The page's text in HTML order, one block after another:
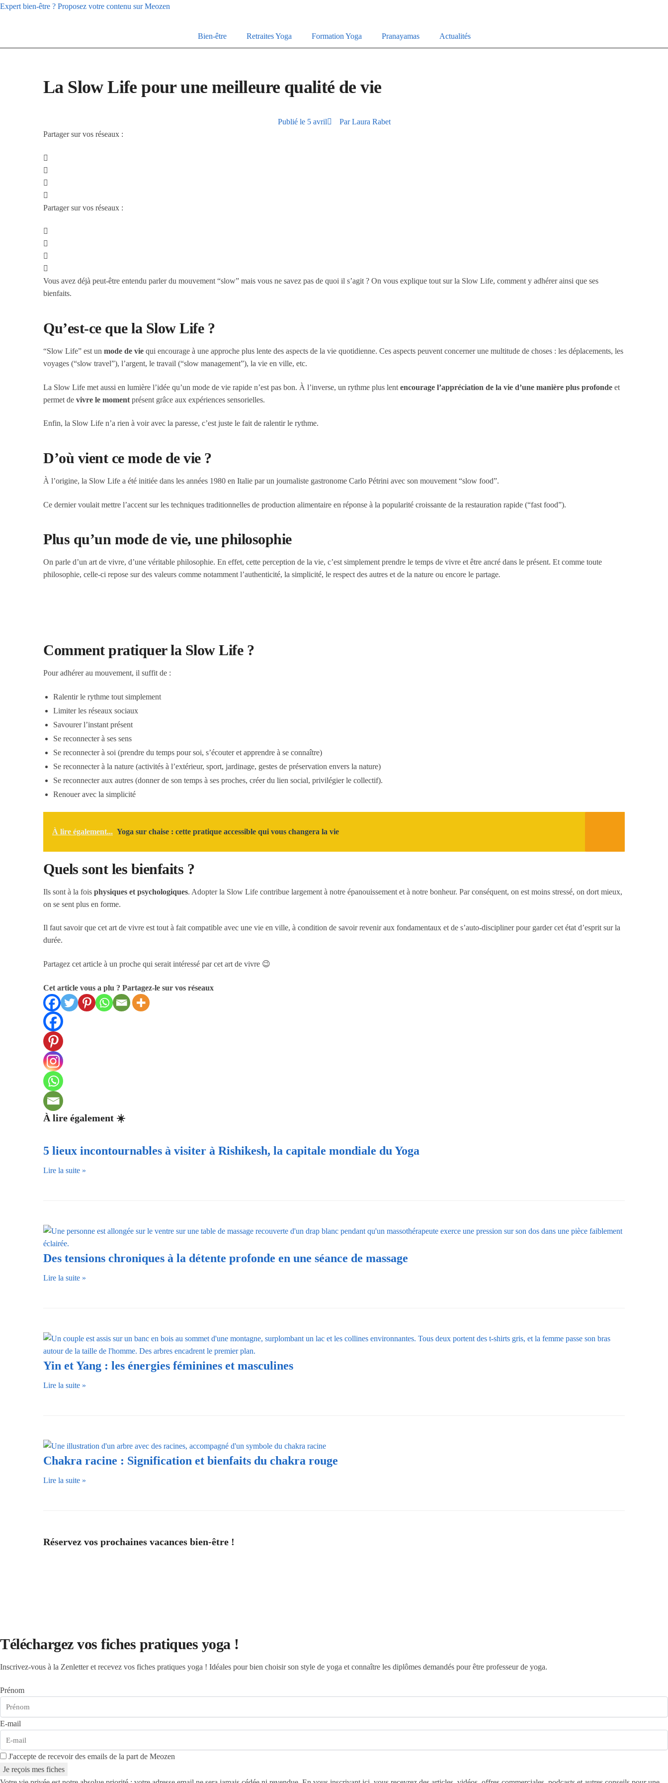
Skip
Skip
Expert bien-être ? Proposez votre contenu sur Meozen
Bien-être Retraites Yoga Formation Yoga Pranayamas Actualités
La Slow Life pour une meilleure qualité de vie
Publié le 5 avril ParLaura Rabet
Partager sur vos réseaux :
Partager sur vos réseaux :
Vous avez déjà peut-être entendu parler du mouvement “slow” mais vous ne savez pas de quoi il s’agit ? On vous explique tout sur la Slow Life, comment y adhérer ainsi que ses
bienfaits.
Qu’est-ce que la Slow Life ?
“Slow Life” est un mode de vie qui encourage à une approche plus lente des aspects de la vie quotidienne. Ces aspects peuvent concerner une multitude de choses : les déplacements, les
voyages (“slow travel”), l’argent, le travail (“slow management”), la vie en ville, etc.
La Slow Life met aussi en lumière l’idée qu’un mode de vie rapide n’est pas bon. À l’inverse, un rythme plus lent encourage l’appréciation de la vie d’une manière plus profonde et
permet de vivre le moment présent grâce aux expériences sensorielles.
Enfin, la Slow Life n’a rien à voir avec la paresse, c’est juste le fait de ralentir le rythme.
D’où vient ce mode de vie ?
À l’origine, la Slow Life a été initiée dans les années 1980 en Italie par un journaliste gastronome Carlo Pétrini avec son mouvement “slow food”.
Ce dernier voulait mettre l’accent sur les techniques traditionnelles de production alimentaire en réponse à la popularité croissante de la restauration rapide (“fast food”).
Plus qu’un mode de vie, une philosophie
On parle d’un art de vivre, d’une véritable philosophie. En effet, cette perception de la vie, c’est simplement prendre le temps de vivre et être ancré dans le présent. Et comme toute
philosophie, celle-ci repose sur des valeurs comme notamment l’authenticité, la simplicité, le respect des autres et de la nature ou encore le partage.
Comment pratiquer la Slow Life ?
Pour adhérer au mouvement, il suffit de :
Ralentir le rythme tout simplement
Limiter les réseaux sociaux
Savourer l’instant présent
Se reconnecter à ses sens
Se reconnecter à soi (prendre du temps pour soi, s’écouter et apprendre à se connaître)
Se reconnecter à la nature (activités à l’extérieur, sport, jardinage, gestes de préservation envers la nature)
Se reconnecter aux autres (donner de son temps à ses proches, créer du lien social, privilégier le collectif).
Renouer avec la simplicité
À lire également... Yoga sur chaise : cette pratique accessible qui vous changera la vie
Quels sont les bienfaits ?
Ils sont à la fois physiques et psychologiques. Adopter la Slow Life contribue largement à notre épanouissement et à notre bonheur. Par conséquent, on est moins stressé, on dort mieux,
on se sent plus en forme.
Il faut savoir que cet art de vivre est tout à fait compatible avec une vie en ville, à condition de savoir revenir aux fondamentaux et de s’auto-discipliner pour garder cet état d’esprit sur la
durée.
Partagez cet article à un proche qui serait intéressé par cet art de vivre 😉
Cet article vous a plu ? Partagez-le sur vos réseaux
À lire également ☀️
5 lieux incontournables à visiter à Rishikesh, la capitale mondiale du Yoga
Lire la suite »
Des tensions chroniques à la détente profonde en une séance de massage
Lire la suite »
Yin et Yang : les énergies féminines et masculines
Lire la suite »
Chakra racine : Signification et bienfaits du chakra rouge
Lire la suite »
Réservez vos prochaines vacances bien-être !
Téléchargez vos fiches pratiques yoga !
Inscrivez-vous à la Zenletter et recevez vos fiches pratiques yoga ! Idéales pour bien choisir son style de yoga et connaître les diplômes demandés pour être professeur de yoga.
Prénom
E-mail
J'accepte de recevoir des emails de la part de Meozen
Je reçois mes fiches